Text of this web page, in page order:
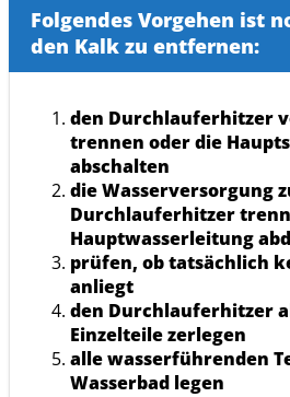
Folgendes Vorgehen ist
den Kalk zu entfernen:
den Durchlauferhitzer
trennen oder die
abschalten
die Wasserversorgung
Durchlauferhitzer
Hauptwasserleitung
prüfen, ob tatsächlich
anliegt
den Durchlauferhitzer
Einzelteile zerlegen
alle wasserführenden
Wasserbad legen